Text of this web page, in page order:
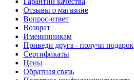
Отзывы о магазине
Вопрос-ответ
Возврат
Именинникам
Приведи друга - получи подарок
Сертификаты
Цены
Обратная связь